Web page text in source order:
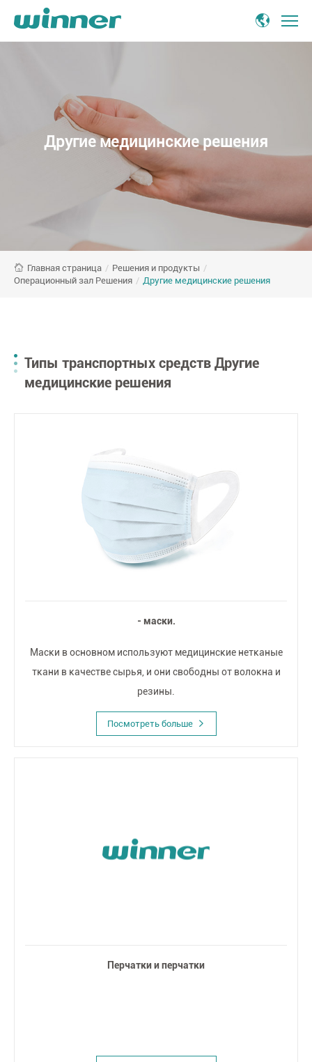
Другие медицинские решения
Главная страница / Решения и продукты /
Операционный зал Решения / Другие медицинские решения
Типы транспортных средств Другие
медицинские решения
- маски.
Маски в основном используют медицинские нетканые
ткани в качестве сырья, и они свободны от волокна и
резины.
Посмотреть больше
Перчатки и перчатки